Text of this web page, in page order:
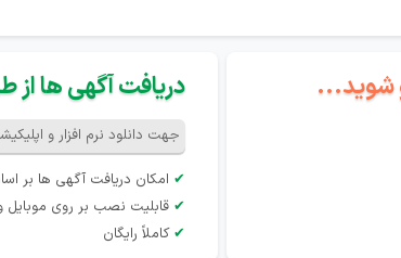
شوید... دریافت آگهی ها از
جهت دانلود نرم افزار و
✔ امکان دریافت آگهی ها بر
✔ قابلیت نصب بر روی موبایل و
✔ کاملاً رایگان